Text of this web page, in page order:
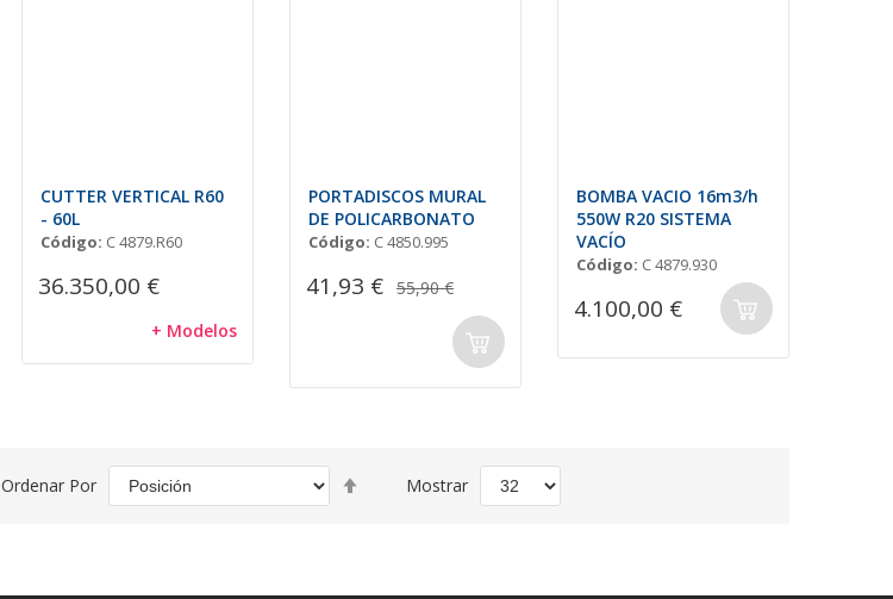
CUTTER VERTICAL R60
- 60L
Código: C 4879.R60
36.350,00 €
+ Modelos
PORTADISCOS MURAL
DE POLICARBONATO
Código: C 4850.995
41,93 € 55,90 €
BOMBA VACIO 16m3/h
550W R20 SISTEMA
VACÍO
Código: C 4879.930
4.100,00 €
Ordenar Por Mostrar